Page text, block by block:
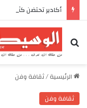
بحث عن
الرئيسية/ثقافة وفن
ثقافة وفن